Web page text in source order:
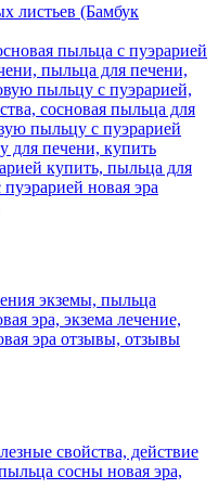
листьев (Бамбук